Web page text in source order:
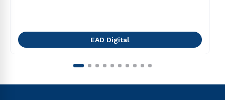
EAD Digital